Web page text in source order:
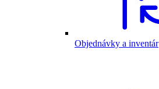
Objednávky a inventár